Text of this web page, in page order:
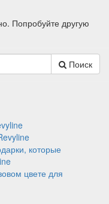
Попробуйте другую
Поиск
которые
цвете для